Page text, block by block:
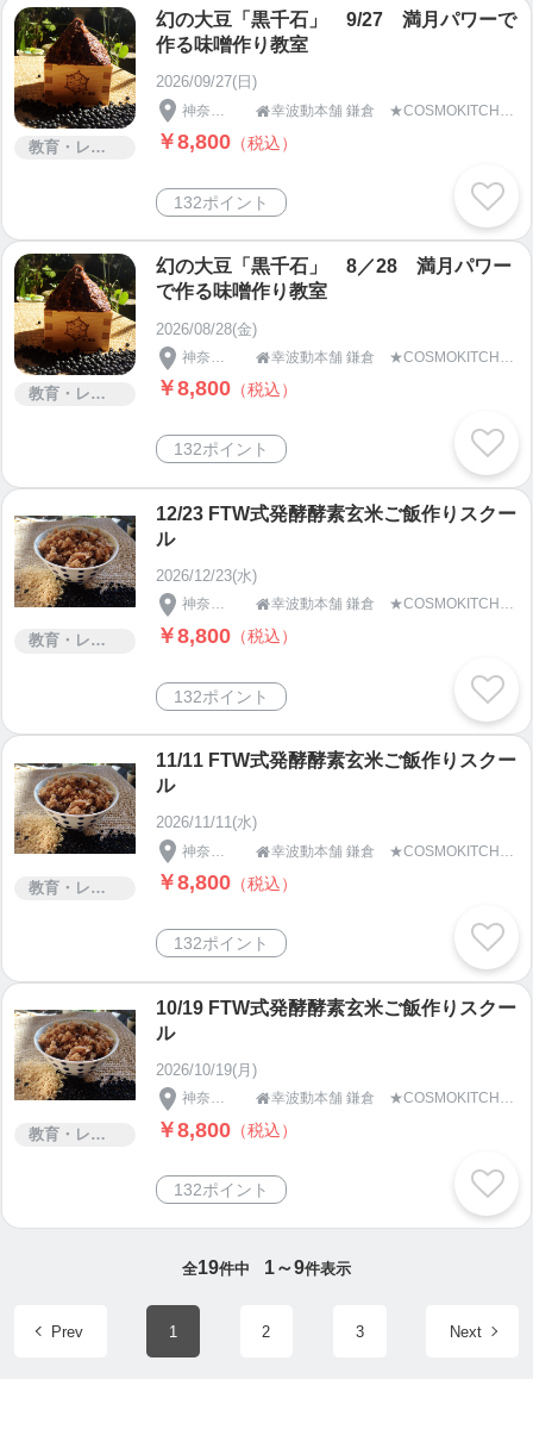
教育・レッスン・講習
幻の大豆「黒千石」 9/27 満月パワーで
作る味噌作り教室
2026/09/27(日)

￥8,800 （税込）
132ポイント
教育・レッスン・講習
幻の大豆「黒千石」 8／28 満月パワー
で作る味噌作り教室
2026/08/28(金)
神奈川県  幸波動本舗 鎌倉 ★COSMOKITCHEN＆SPA★
￥8,800 （税込）
132ポイント
教育・レッスン・講習
12/23 FTW式発酵酵素玄米ご飯作りスクー
ル
2026/12/23(水)
神奈川県  幸波動本舗 鎌倉 ★COSMOKITCHEN＆SPA★
￥8,800 （税込）
132ポイント
教育・レッスン・講習
11/11 FTW式発酵酵素玄米ご飯作りスクー
ル
2026/11/11(水)

￥8,800 （税込）
132ポイント
教育・レッスン・講習
10/19 FTW式発酵酵素玄米ご飯作りスクー
ル
2026/10/19(月)
神奈川県  幸波動本舗 鎌倉 ★COSMOKITCHEN＆SPA★
￥8,800 （税込）
132ポイント
全19件中 1～9件表示
Prev 1 2 3 Next